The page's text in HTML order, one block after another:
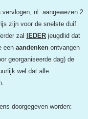
nl. aangewezen 2
zijn voor de snelste duif
zal
IEDER jeugdlid dat
een aandenken ontvangen
georganiseerde dag) de
wel dat alle
doorgegeven worden: